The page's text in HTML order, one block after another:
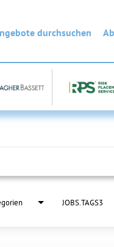
durchsuchen
JOBS.TAGS3